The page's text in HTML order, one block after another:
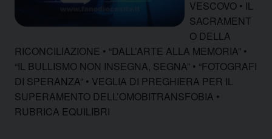
VESCOVO • IL
SACRAMENT
O DELLA
RICONCILIAZIONE • “DALL’ARTE ALLA MEMORIA” •
“IL BULLISMO NON INSEGNA, SEGNA” • “FOTOGRAFI
DI SPERANZA” • VEGLIA DI PREGHIERA PER IL
SUPERAMENTO DELL’OMOBITRANSFOBIA •
RUBRICA EQUILIBRI